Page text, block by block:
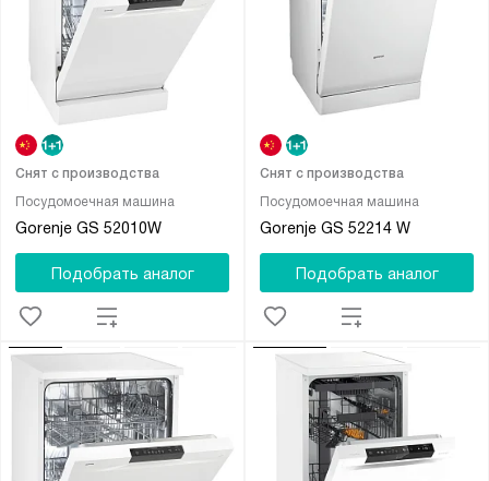
Посудомоечная машина
Gorenje GS 52010W
Снят с производства
Подобрать аналог
Посудомоечная машина
Gorenje GS 52214 W
Снят с производства
Подобрать аналог